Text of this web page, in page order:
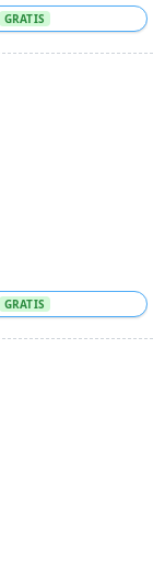
GRATIS
GRATIS